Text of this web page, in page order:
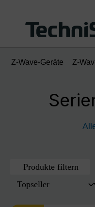
Z-Wave-Geräte Z-
Produkte filtern